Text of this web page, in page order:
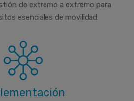
de extremo a extremo para
esenciales de movilidad.